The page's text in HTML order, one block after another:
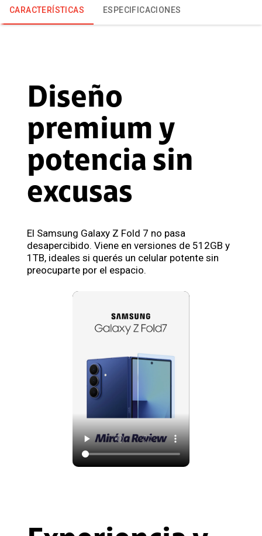
CARACTERÍSTICAS ESPECIFICACIONES
Diseño
premium y
potencia sin
excusas
El Samsung Galaxy Z Fold 7 no pasa
desapercibido. Viene en versiones de 512GB y
1TB, ideales si querés un celular potente sin
preocuparte por el espacio.